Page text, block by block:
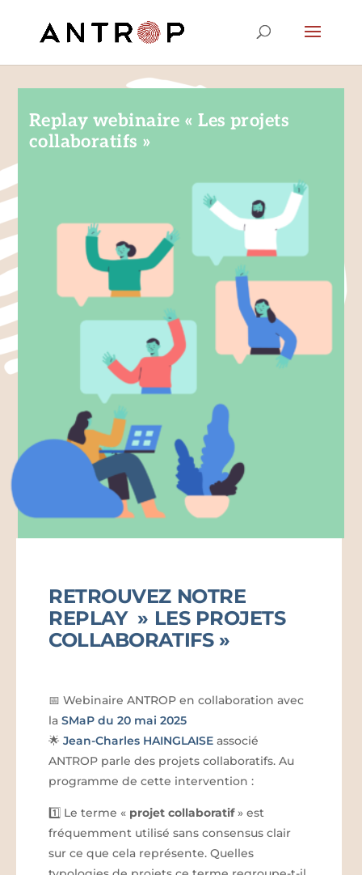
Replay webinaire « Les projets
collaboratifs »
RETROUVEZ NOTRE
REPLAY » LES PROJETS
COLLABORATIFS »
📅 Webinaire ANTROP en collaboration avec
laSMaP du 20 mai 2025
🌟Jean-Charles HAINGLAISE associé
ANTROP parle des projets collaboratifs. Au
programme de cette intervention :
1️⃣ Le terme « projet collaboratif» est
fréquemment utilisé sans consensus clair
sur ce que cela représente. Quelles